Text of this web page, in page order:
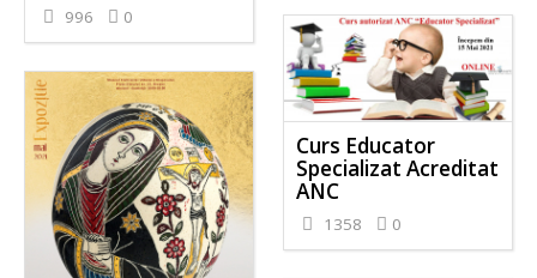
996 0
Curs Educator
Specializat Acreditat
ANC
1358 0